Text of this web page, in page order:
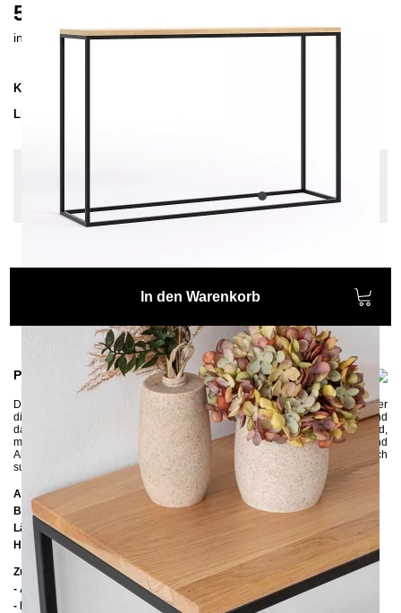
575 €
inkl. MwSt. inkl. Versandkosten (DE)
Kollektion
Lieferzeit
Holzfarbe: Eiche leicht astig, Farben:
Anthrazit
In den Warenkorb
Produktinformationen
Der Konsolentisch
hat ein modernes und minimalistisches Design, der
die Blicke auf sich zieht. Die Konsole vereint hochwertigesEichenholzund
das pulverbeschichtete
Metallgestell . Der schmale Tischistplatzsparend ,
macht jeden Flur ein bisschen schöner und bietet genug Stauraum und
Abstellfläche für Dinge, die man sonst den ganzen Tag lang vergeblich
suchen würde, wie Hausschlüssel, Regenschirm oder Maske.
Abmessungen
Breite:120 cm
Länge:30 cm
Höhe:
75 cm
Zusätzliche Informationen
- Ablagen: Eiche astig lackiert
- FSC-zertifiziertes Holz